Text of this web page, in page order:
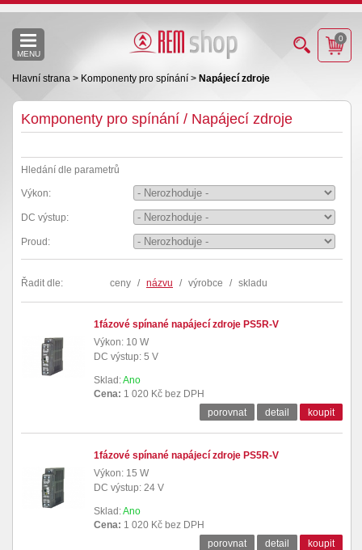
MENU
0
Hlavní strana > Komponenty pro spínání > Napájecí zdroje
Komponenty pro spínání / Napájecí zdroje
Hledání dle parametrů
Výkon:
DC výstup:
Proud:
Řadit dle: ceny / názvu / výrobce / skladu
1fázové spínané napájecí zdroje PS5R-V
Výkon: 10 W
DC výstup: 5 V
Sklad:Ano
Cena: 1 020 Kč bez DPH
porovnat
detail koupit
1fázové spínané napájecí zdroje PS5R-V
Výkon: 15 W
DC výstup: 24 V
Sklad:Ano
Cena: 1 020 Kč bez DPH
porovnat
detail koupit